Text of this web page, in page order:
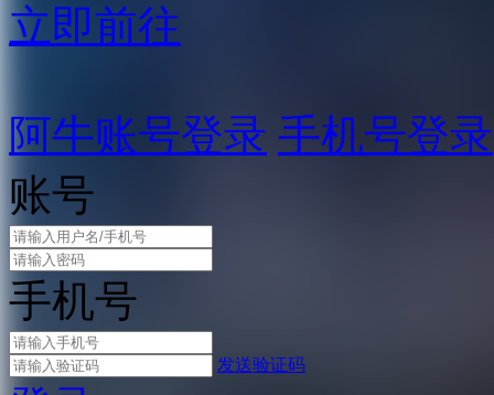
立即前往
阿牛账号登录 手机号登录
账号
手机号
发送验证码